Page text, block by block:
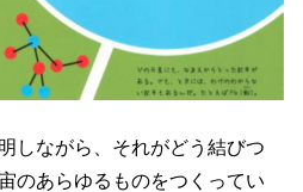
しながら、それがどう結びつ
のあらゆるものをつくってい